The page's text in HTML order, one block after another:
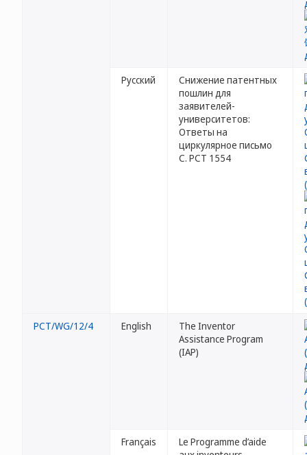
Русский
Снижение патентных
пошлин для
заявителей-
университетов:
Ответы на
циркулярное письмо
C. PCT 1554
PCT/WG/12/4 English
The Inventor
Assistance Program
(IAP)
Français
Le Programme d’aide